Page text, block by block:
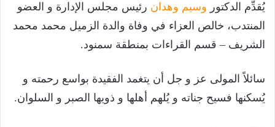
يُقدِّم الدكتور وسيم وهدان رئيس مجلس الإدارة و العضو
المنتدب، خالص العزاء في وفاة والدة الزميل محمد محمد
الشريف – قسم القراءات بمنطقة سمنود.
سائلاً المولى عز و جل أن يتغمد الفقيدة بواسع رحمته و
يُسكنها فسيح جناته و يُلهم أهلها و ذويها الصبر و السلوان.